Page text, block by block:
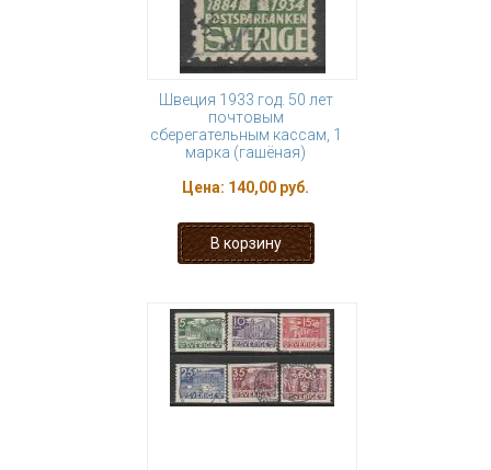
Швеция 1933 год. 50 лет
почтовым
сберегательным кассам, 1
марка (гашёная)
Цена: 140,00 руб.